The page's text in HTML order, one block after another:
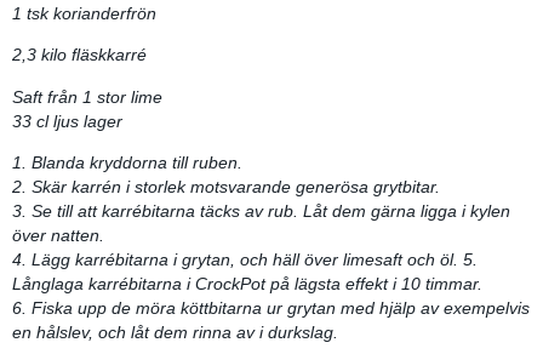
1 tsk korianderfrön
2,3 kilo fläskkarré
Saft från 1 stor lime
33 cl ljus lager
1. Blanda kryddorna till ruben.
2. Skär karrén i storlek motsvarande generösa grytbitar.
3. Se till att karrébitarna täcks av rub. Låt dem gärna ligga i kylen
över natten.
4. Lägg karrébitarna i grytan, och häll över limesaft och öl. 5.
Långlaga karrébitarna i CrockPot på lägsta effekt i 10 timmar.
6. Fiska upp de möra köttbitarna ur grytan med hjälp av exempelvis
en hålslev, och låt dem rinna av i durkslag.